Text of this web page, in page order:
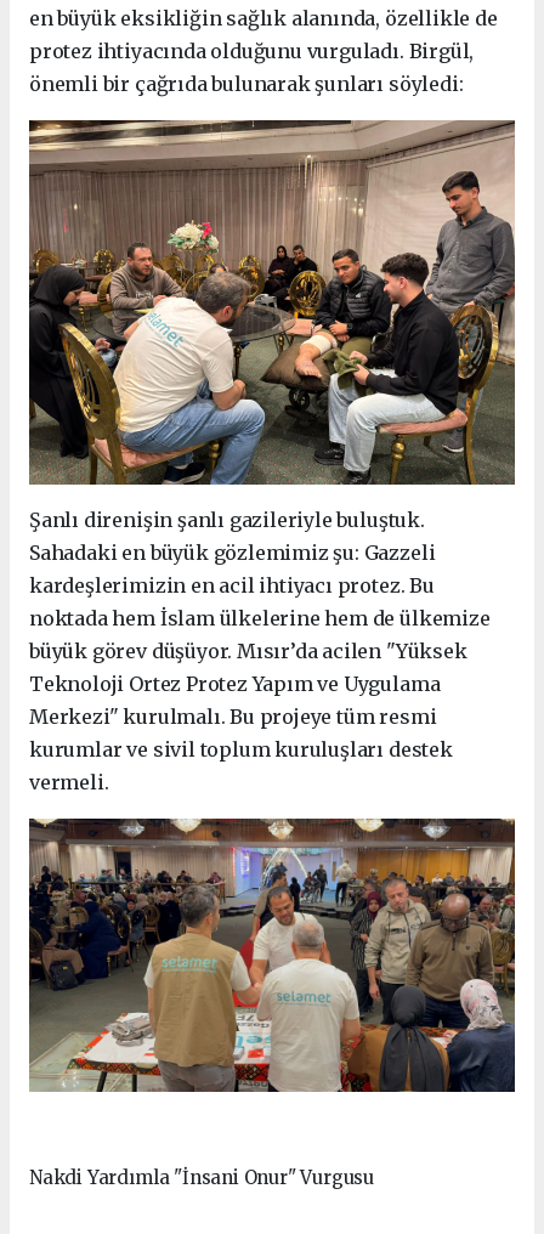
en büyük eksikliğin sağlık alanında, özellikle de
protez ihtiyacında olduğunu vurguladı. Birgül,
önemli bir çağrıda bulunarak şunları söyledi:
Şanlı direnişin şanlı gazileriyle buluştuk.
Sahadaki en büyük gözlemimiz şu: Gazzeli
kardeşlerimizin en acil ihtiyacı protez. Bu
noktada hem İslam ülkelerine hem de ülkemize
büyük görev düşüyor. Mısır’da acilen "Yüksek
Teknoloji Ortez Protez Yapım ve Uygulama
Merkezi" kurulmalı. Bu projeye tüm resmi
kurumlar ve sivil toplum kuruluşları destek
vermeli.
Nakdi Yardımla "İnsani Onur" Vurgusu